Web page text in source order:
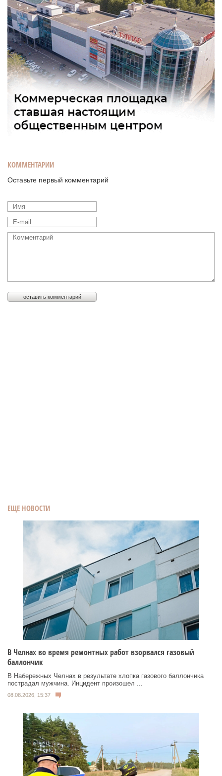
ЕЩЕ НОВОСТИ
В Челнах во время ремонтных работ взорвался газовый
баллончик
В Набережных Челнах в результате хлопка газового баллончика
пострадал мужчина. Инцидент произошел ...
08.08.2026, 15:37
КОММЕНТАРИИ
Оставьте первый комментарий